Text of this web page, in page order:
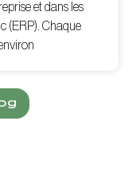
et dans les
(ERP). Chaque